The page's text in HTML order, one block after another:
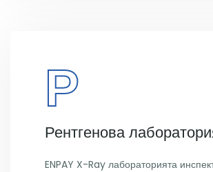
Р
Рентгенова
ENPAY X-Ray лабораторията